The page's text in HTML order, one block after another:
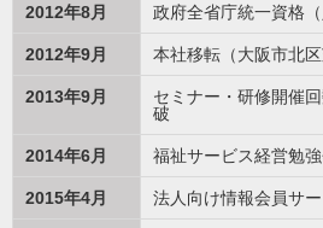
2012年8月 政府全省庁統一資格
2012年9月 本社移転（大阪市北区
2013年9月
セミナー・研修開催
破
2014年6月 福祉サービス経営勉
2015年4月 法人向け情報会員サ